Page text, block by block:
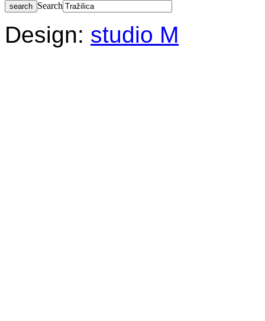
Search
Design: studio M